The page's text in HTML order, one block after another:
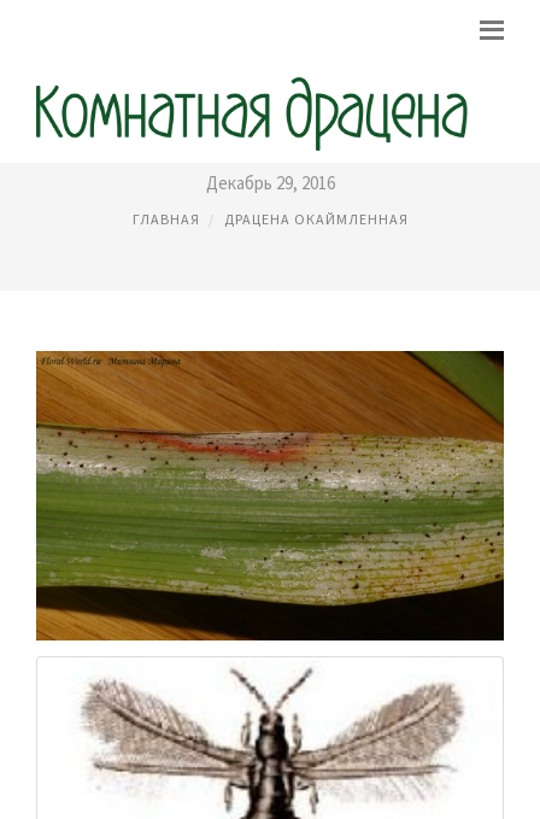
ТРИПСЫ НА ДРАЦЕНЕ ФОТО
Декабрь 29, 2016
ГЛАВНАЯ ДРАЦЕНА ОКАЙМЛЕННАЯ